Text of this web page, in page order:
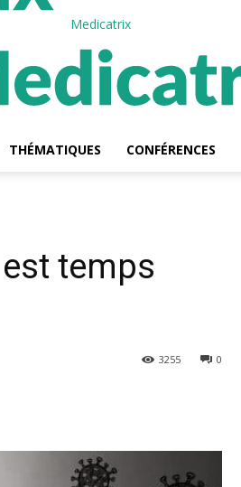
Medicatrix
THÉMATIQUES CONFÉRENCES
temps
0
3255